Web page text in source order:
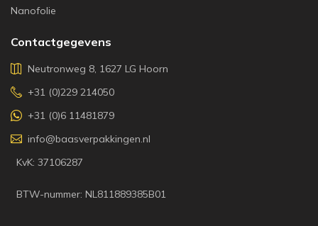
Nanofolie
Contactgegevens
Neutronweg 8, 1627 LG Hoorn
+31 (0)229 214050
+31 (0)6 11481879
info@baasverpakkingen.nl
KvK: 37106287
BTW-nummer: NL811889385B01